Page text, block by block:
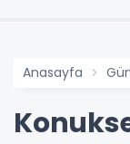
Anasayfa